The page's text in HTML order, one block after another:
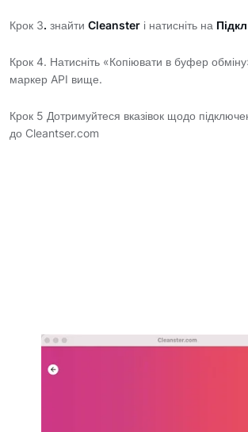
Крок 3. знайти Cleanster і натисніть на
Крок 4. Натисніть «Копіювати в буфер
маркер API вище.
Крок 5 Дотримуйтеся вказівок щодо
до Cleantser.com